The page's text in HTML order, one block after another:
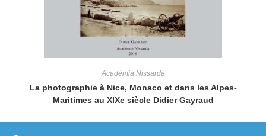
Acadèmia Nissarda
La photographie à Nice, Monaco et dans les Alpes-
Maritimes au XIXe siècle Didier Gayraud